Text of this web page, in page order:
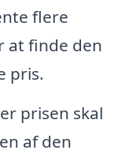
flere
at finde den
pris.
prisen skal
af den